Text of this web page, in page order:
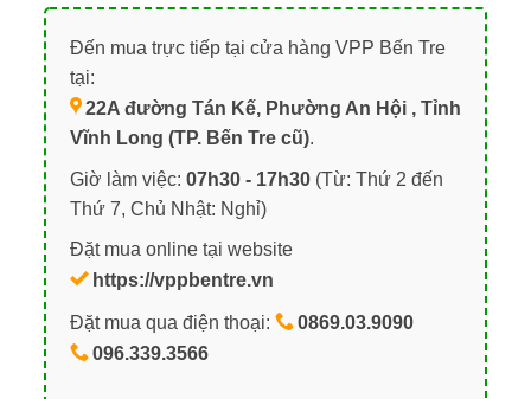
Đến mua trực tiếp tại cửa hàng VPP Bến Tre
tại:
22A đường Tán Kế, Phường An Hội , Tỉnh
Vĩnh Long (TP. Bến Tre cũ).
Giờ làm việc: 07h30 - 17h30(Từ: Thứ 2 đến
Thứ 7, Chủ Nhật: Nghỉ)
Đặt mua online tại website
https://vppbentre.vn
Đặt mua qua điện thoại:
0869.03.9090
096.339.3566